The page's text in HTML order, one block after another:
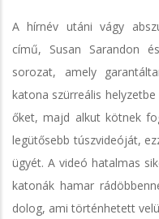
A hírnév utáni vágy
című, Susan Sarandon
sorozat, amely
katona szürreális
őket, majd alkut kötnek
legütősebb túszvideóját,
ügyét. A videó hatalmas
katonák hamar
dolog, ami történhetett